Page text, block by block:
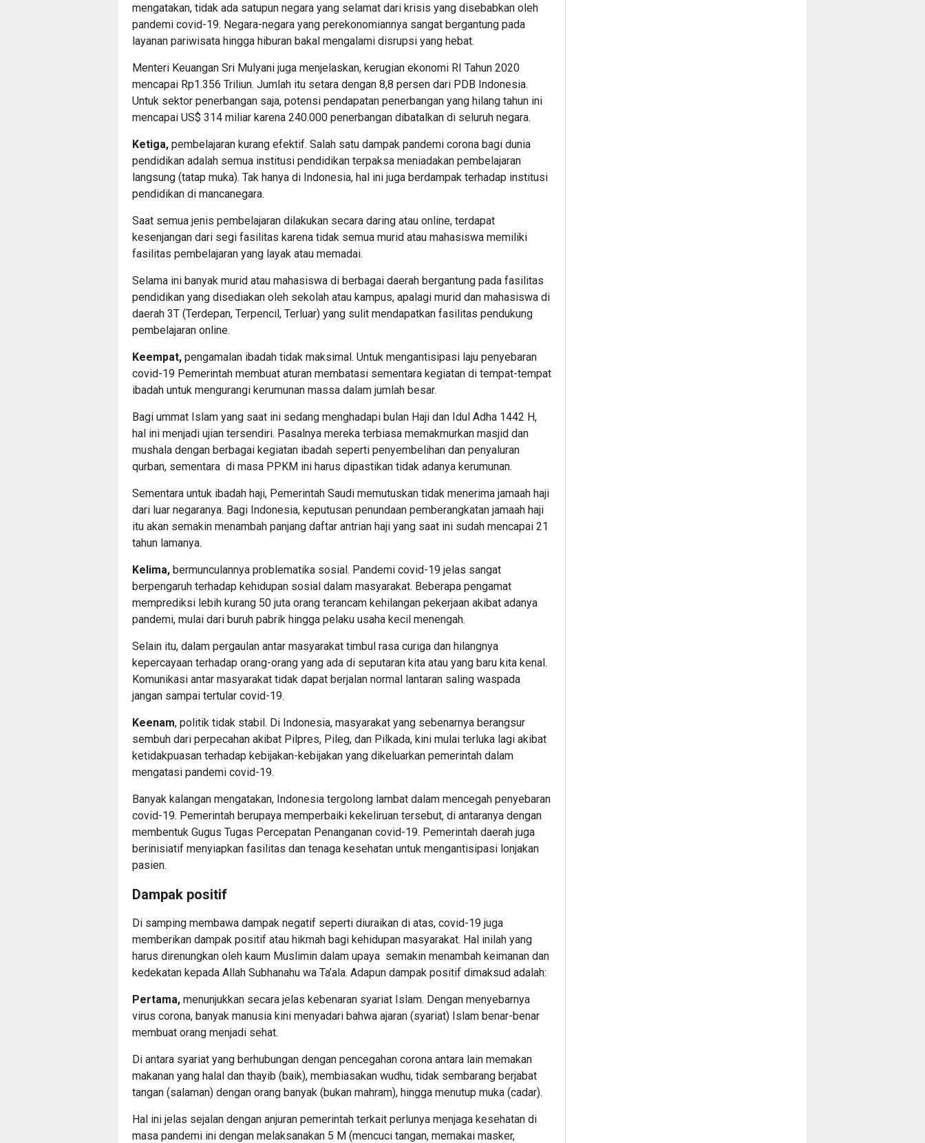
mengatakan, tidak ada satupun negara yang selamat dari krisis yang disebabkan oleh
pandemi covid-19. Negara-negara yang perekonomiannya sangat bergantung pada
layanan pariwisata hingga hiburan bakal mengalami disrupsi yang hebat.
Menteri Keuangan Sri Mulyani juga menjelaskan, kerugian ekonomi RI Tahun 2020
mencapai Rp1.356 Triliun. Jumlah itu setara dengan 8,8 persen dari PDB Indonesia.
Untuk sektor penerbangan saja, potensi pendapatan penerbangan yang hilang tahun ini
mencapai US$ 314 miliar karena 240.000 penerbangan dibatalkan di seluruh negara.
Ketiga, pembelajaran kurang efektif. Salah satu dampak pandemi corona bagi dunia
pendidikan adalah semua institusi pendidikan terpaksa meniadakan pembelajaran
langsung (tatap muka). Tak hanya di Indonesia, hal ini juga berdampak terhadap institusi
pendidikan di mancanegara.
Saat semua jenis pembelajaran dilakukan secara daring atau online, terdapat
kesenjangan dari segi fasilitas karena tidak semua murid atau mahasiswa memiliki
fasilitas pembelajaran yang layak atau memadai.
Selama ini banyak murid atau mahasiswa di berbagai daerah bergantung pada fasilitas
pendidikan yang disediakan oleh sekolah atau kampus, apalagi murid dan mahasiswa di
daerah 3T (Terdepan, Terpencil, Terluar) yang sulit mendapatkan fasilitas pendukung
pembelajaran online.
Keempat, pengamalan ibadah tidak maksimal. Untuk mengantisipasi laju penyebaran
covid-19 Pemerintah membuat aturan membatasi sementara kegiatan di tempat-tempat
ibadah untuk mengurangi kerumunan massa dalam jumlah besar.
Bagi ummat Islam yang saat ini sedang menghadapi bulan Haji dan Idul Adha 1442 H,
hal ini menjadi ujian tersendiri. Pasalnya mereka terbiasa memakmurkan masjid dan
mushala dengan berbagai kegiatan ibadah seperti penyembelihan dan penyaluran
qurban, sementara di masa PPKM ini harus dipastikan tidak adanya kerumunan.
Sementara untuk ibadah haji, Pemerintah Saudi memutuskan tidak menerima jamaah haji
dari luar negaranya. Bagi Indonesia, keputusan penundaan pemberangkatan jamaah haji
itu akan semakin menambah panjang daftar antrian haji yang saat ini sudah mencapai 21
tahun lamanya.
Kelima, bermunculannya problematika sosial. Pandemi covid-19 jelas sangat
berpengaruh terhadap kehidupan sosial dalam masyarakat. Beberapa pengamat
memprediksi lebih kurang 50 juta orang terancam kehilangan pekerjaan akibat adanya
pandemi, mulai dari buruh pabrik hingga pelaku usaha kecil menengah.
Selain itu, dalam pergaulan antar masyarakat timbul rasa curiga dan hilangnya
kepercayaan terhadap orang-orang yang ada di seputaran kita atau yang baru kita kenal.
Komunikasi antar masyarakat tidak dapat berjalan normal lantaran saling waspada
jangan sampai tertular covid-19.
Keenam, politik tidak stabil. Di Indonesia, masyarakat yang sebenarnya berangsur
sembuh dari perpecahan akibat Pilpres, Pileg, dan Pilkada, kini mulai terluka lagi akibat
ketidakpuasan terhadap kebijakan-kebijakan yang dikeluarkan pemerintah dalam
mengatasi pandemi covid-19.
Banyak kalangan mengatakan, Indonesia tergolong lambat dalam mencegah penyebaran
covid-19. Pemerintah berupaya memperbaiki kekeliruan tersebut, di antaranya dengan
membentuk Gugus Tugas Percepatan Penanganan covid-19. Pemerintah daerah juga
berinisiatif menyiapkan fasilitas dan tenaga kesehatan untuk mengantisipasi lonjakan
pasien.
Dampak positif
Di samping membawa dampak negatif seperti diuraikan di atas, covid-19 juga
memberikan dampak positif atau hikmah bagi kehidupan masyarakat. Hal inilah yang
harus direnungkan oleh kaum Muslimin dalam upaya semakin menambah keimanan dan
kedekatan kepada Allah Subhanahu wa Ta’ala. Adapun dampak positif dimaksud adalah:
Pertama, menunjukkan secara jelas kebenaran syariat Islam. Dengan menyebarnya
virus corona, banyak manusia kini menyadari bahwa ajaran (syariat) Islam benar-benar
membuat orang menjadi sehat.
Di antara syariat yang berhubungan dengan pencegahan corona antara lain memakan
makanan yang halal dan thayib (baik), membiasakan wudhu, tidak sembarang berjabat
tangan (salaman) dengan orang banyak (bukan mahram), hingga menutup muka (cadar).
Hal ini jelas sejalan dengan anjuran pemerintah terkait perlunya menjaga kesehatan di
masa pandemi ini dengan melaksanakan 5 M (mencuci tangan, memakai masker,